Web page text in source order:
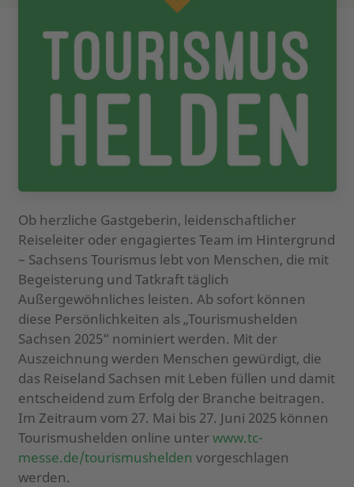
Ob herzliche Gastgeberin, leidenschaftlicher
Reiseleiter oder engagiertes Team im Hintergrund
– Sachsens Tourismus lebt von Menschen, die mit
Begeisterung und Tatkraft täglich
Außergewöhnliches leisten. Ab sofort können
diese Persönlichkeiten als „Tourismushelden
Sachsen 2025“ nominiert werden. Mit der
Auszeichnung werden Menschen gewürdigt, die
das Reiseland Sachsen mit Leben füllen und damit
entscheidend zum Erfolg der Branche beitragen.
Im Zeitraum vom 27. Mai bis 27. Juni 2025 können
Tourismushelden online unterwww.tc-
messe.de/tourismushelden vorgeschlagen
werden.